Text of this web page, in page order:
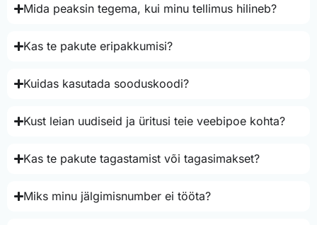
Mida peaksin tegema, kui minu tellimus hilineb?
Kas te pakute eripakkumisi?
Kuidas kasutada sooduskoodi?
Kust leian uudiseid ja üritusi teie veebipoe kohta?
Kas te pakute tagastamist või tagasimakset?
Miks minu jälgimisnumber ei tööta?